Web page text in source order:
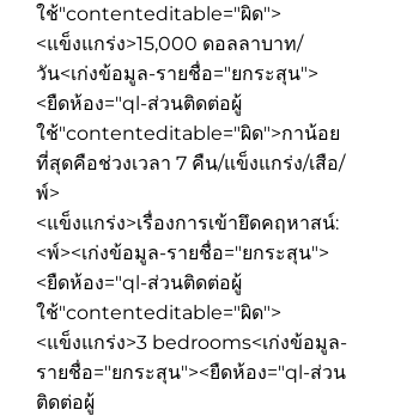
ใช้"contenteditable="ผิด">
<แข็งแกร่ง>15,000 ดอลลาบาท/
วัน<เก่งข้อมูล-รายชื่อ="ยกระสุน">
<ยืดห้อง="ql-ส่วนติดต่อผู้
ใช้"contenteditable="ผิด">กาน้อย
ที่สุดคือช่วงเวลา 7 คืน/แข็งแกร่ง/เสือ/
พ์>
<แข็งแกร่ง>เรื่องการเข้ายึดคฤหาสน์:
<พ์><เก่งข้อมูล-รายชื่อ="ยกระสุน">
<ยืดห้อง="ql-ส่วนติดต่อผู้
ใช้"contenteditable="ผิด">
<แข็งแกร่ง>3 bedrooms<เก่งข้อมูล-
รายชื่อ="ยกระสุน"><ยืดห้อง="ql-ส่วน
ติดต่อผู้